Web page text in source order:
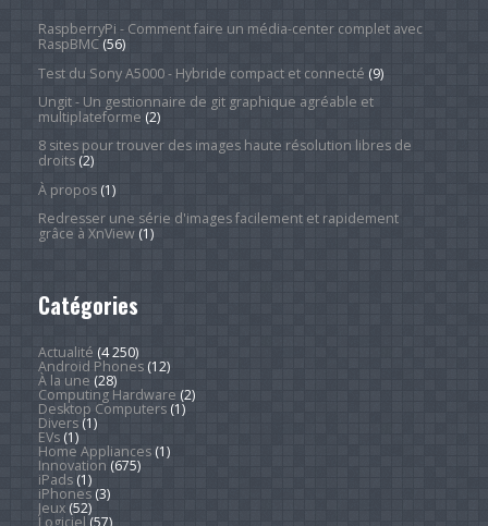
RaspberryPi - Comment faire un média-center complet avec
RaspBMC(56)
Test du Sony A5000 - Hybride compact et connecté (9)
Ungit - Un gestionnaire de git graphique agréable et
multiplateforme (2)
8 sites pour trouver des images haute résolution libres de
droits(2)
À propos(1)
Redresser une série d'images facilement et rapidement
grâce à XnView(1)
Catégories
Actualité (4 250)
Android Phones(12)
À la une (28)
Computing Hardware (2)
Desktop Computers(1)
Divers(1)
EVs(1)
Home Appliances(1)
Innovation (675)
iPads(1)
iPhones(3)
Jeux(52)
Logiciel (57)